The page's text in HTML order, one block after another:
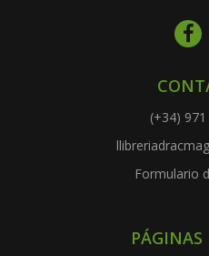
(+34)
Formulario
PÁGINAS